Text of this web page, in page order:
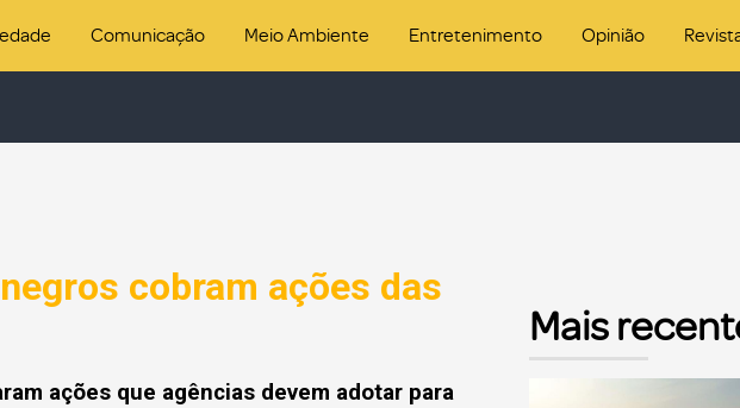
Comunicação Meio Ambiente Entretenimento Opinião
cobram ações das
ações que agências devem adotar para
Mais